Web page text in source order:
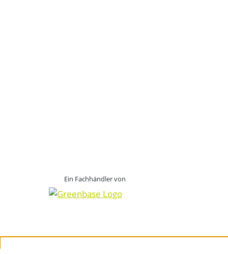
Ein Fachhändler von